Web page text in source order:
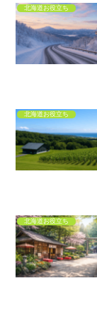
北海道お役立ち
北海道お役立ち
北海道お役立ち